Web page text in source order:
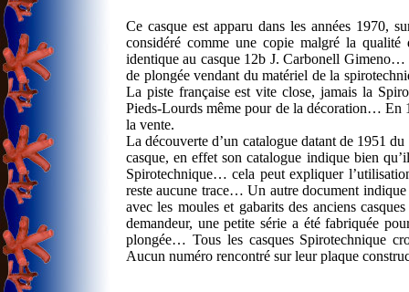
Ce casque est apparu dans les années 1970,
considéré comme une copie malgré la
identique au casque 12b J. Carbonell Gimeno…
de plongée vendant du matériel de la
La piste française est vite close, jamais la
Pieds-Lourds même pour de la décoration… En
la vente.
La découverte d’un catalogue datant de 1951
casque, en effet son catalogue indique bien
Spirotechnique… cela peut expliquer
reste aucune trace… Un autre document
avec les moules et gabarits des anciens
demandeur, une petite série a été fabriquée
plongée… Tous les casques Spirotechnique
Aucun numéro rencontré sur leur plaque